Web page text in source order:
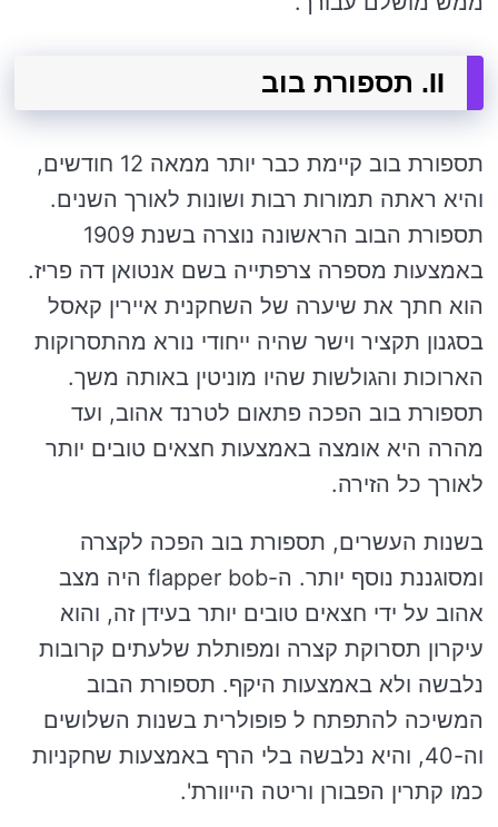
II. תספורת בוב
תספורת בוב קיימת כבר יותר ממאה 12 חודשים,
והיא ראתה תמורות רבות ושונות לאורך השנים.
תספורת הבוב הראשונה נוצרה בשנת 1909
באמצעות מספרה צרפתייה בשם אנטואן דה פריז.
הוא חתך את שיערה של השחקנית איירין קאסל
בסגנון תקציר וישר שהיה ייחודי נורא מהתסרוקות
הארוכות והגולשות שהיו מוניטין באותה משך.
תספורת בוב הפכה פתאום לטרנד אהוב, ועד
מהרה היא אומצה באמצעות חצאים טובים יותר
לאורך כל הזירה.
בשנות העשרים, תספורת בוב הפכה לקצרה
ומסוגננת נוסף יותר. ה-flapper bob היה מצב
אהוב על ידי חצאים טובים יותר בעידן זה, והוא
עיקרון תסרוקת קצרה ומפותלת שלעתים קרובות
נלבשה ולא באמצעות היקף. תספורת הבוב
המשיכה להתפתח ל פופולרית בשנות השלושים
וה-40, והיא נלבשה בלי הרף באמצעות שחקניות
כמו קתרין הפבורן וריטה הייוורת'.